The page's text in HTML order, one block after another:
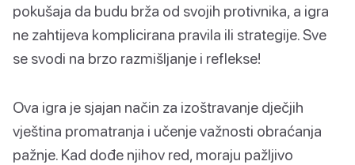
pokušaja da budu brža od svojih protivnika, a igra
ne zahtijeva komplicirana pravila ili strategije. Sve
se svodi na brzo razmišljanje i reflekse!
Ova igra je sjajan način za izoštravanje dječjih
vještina promatranja i učenje važnosti obraćanja
pažnje. Kad dođe njihov red, moraju pažljivo